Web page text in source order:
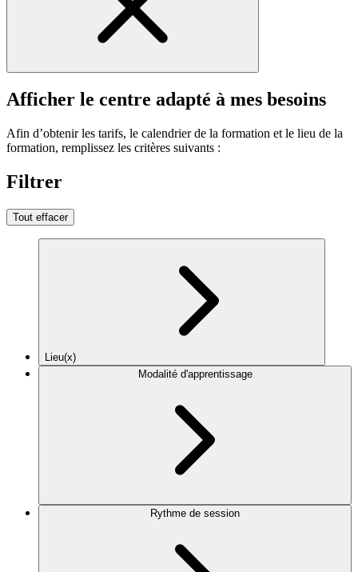
Afficher le centre adapté à mes besoins
Afin d’obtenir les tarifs, le calendrier de la formation et le lieu de la
formation, remplissez les critères suivants :
Filtrer
Tout effacer
Lieu(x)
Modalité d'apprentissage
Rythme de session